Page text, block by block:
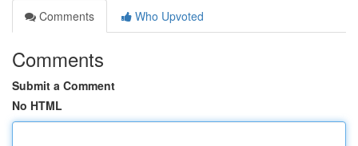
Comments
Who Upvoted
Comments
Submit a Comment
No HTML